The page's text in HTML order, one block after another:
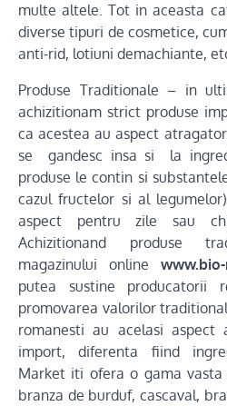
multe altele. Tot in aceasta
diverse tipuri de cosmetice,
anti-rid, lotiuni demachiante,
Produse Traditionale – in
achizitionam strict produse
ca acestea au aspect
se gandesc insa si la
produse le contin si
cazul fructelor si al
aspect pentru zile sau
Achizitionand produse
magazinului online
putea sustine
promovarea valorilor
romanesti au acelasi
import, diferenta fiind
Market iti ofera o gama
branza de burduf, cascaval,